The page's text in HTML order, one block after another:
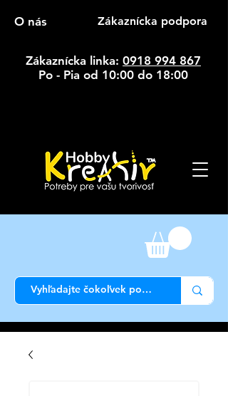
O nás Zákaznícka podpora
Zákaznícka linka: 0918 994 867
Po - Pia od 10:00 do 18:00